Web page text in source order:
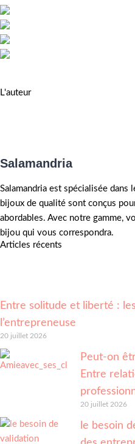
L'auteur
Salamandria
Salamandria est spécialisée dans
bijoux de qualité sont conçus
abordables. Avec notre gamme,
bijou qui vous correspondra.
Articles récents
Entre solitude et liberté :
l’entrepreneuse
20 juillet 2026
Peut-on
Entre
20 juillet 2026
le besoin